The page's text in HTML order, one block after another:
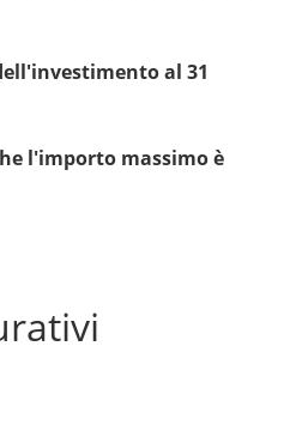
al 31
l'importo massimo è